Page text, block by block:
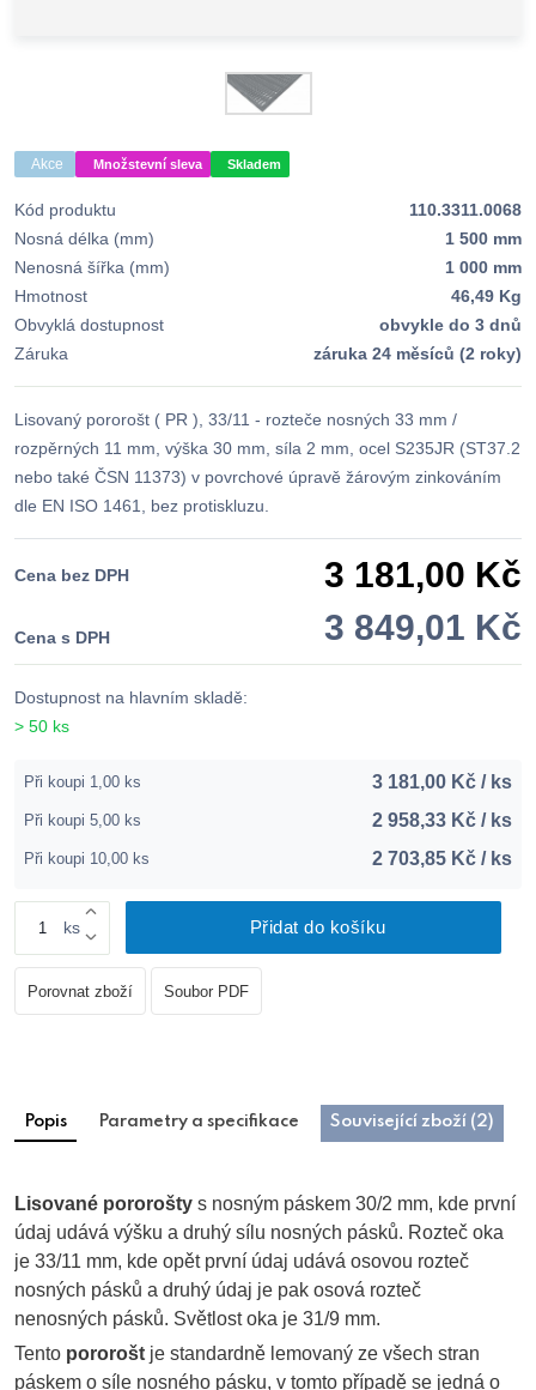
Akce Množstevní sleva Skladem
Kód produktu
110.3311.0068
Nosná délka (mm)
1 500 mm
Nenosná šířka (mm)
1 000 mm
Hmotnost
46,49 Kg
Obvyklá dostupnost
obvykle do 3 dnů
Záruka
záruka 24 měsíců (2 roky)
Lisovaný pororošt ( PR ), 33/11 - rozteče nosných 33 mm /
rozpěrných 11 mm, výška 30 mm, síla 2 mm, ocel S235JR (ST37.2
nebo také ČSN 11373) v povrchové úpravě žárovým zinkováním
dle EN ISO 1461, bez protiskluzu.
Cena bez DPH 3 181,00 Kč
Cena s DPH 3 849,01 Kč
Dostupnost na hlavním skladě:
> 50 ks
Při koupi 1,00 ks 3 181,00 Kč / ks
Při koupi 5,00 ks 2 958,33 Kč / ks
Při koupi 10,00 ks 2 703,85 Kč / ks
ks Přidat do košíku
Porovnat zboží Soubor PDF
Popis Parametry a specifikace Související zboží (2)
Lisované pororošty s nosným páskem 30/2 mm, kde první
údaj udává výšku a druhý sílu nosných pásků. Rozteč oka
je 33/11 mm, kde opět první údaj udává osovou rozteč
nosných pásků a druhý údaj je pak osová rozteč
nenosných pásků. Světlost oka je 31/9 mm.
Tento pororošt je standardně lemovaný ze všech stran
páskem o síle nosného pásku, v tomto případě se jedná o